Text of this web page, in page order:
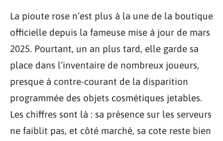
La pioute rose n’est plus à la une de la boutique
officielle depuis la fameuse mise à jour de mars
2025. Pourtant, un an plus tard, elle garde sa
place dans l’inventaire de nombreux joueurs,
presque à contre-courant de la disparition
programmée des objets cosmétiques jetables.
Les chiffres sont là : sa présence sur les serveurs
ne faiblit pas, et côté marché, sa cote reste bien